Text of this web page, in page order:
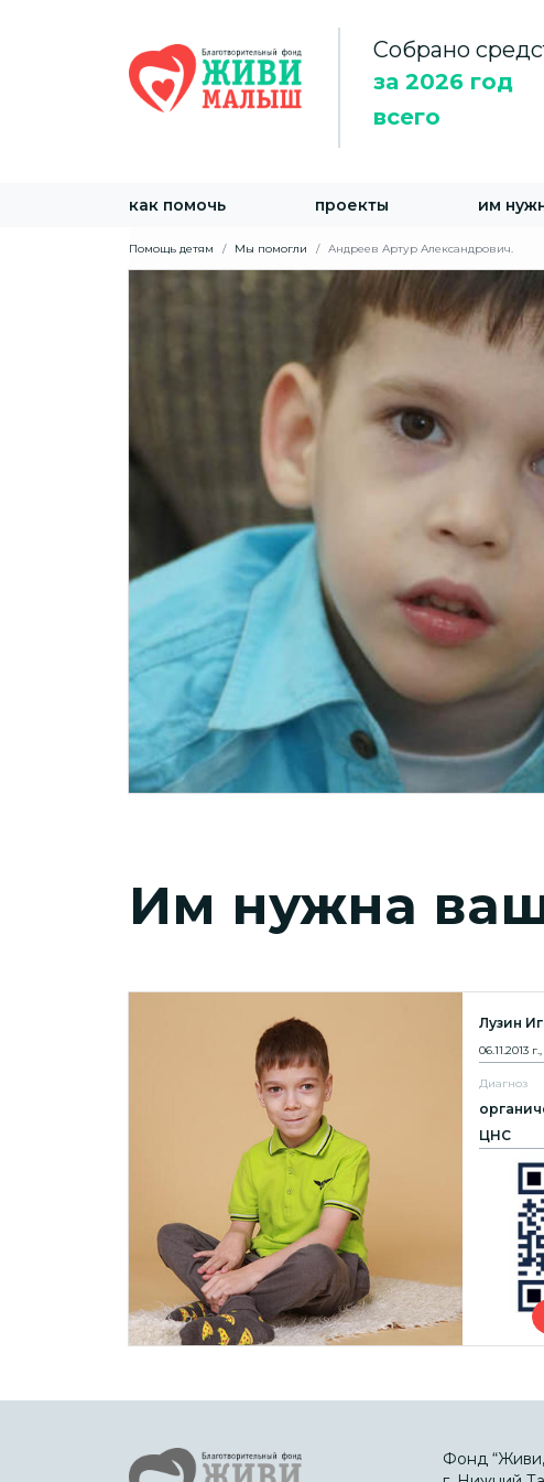
Собрано
за 2026 год
всего
как помочь проекты им
Помощь детям Мы помогли Андреев Артур Александрович.
Им нужна
Лузин
06.11.2013
Диагноз
ЦНС
Фонд